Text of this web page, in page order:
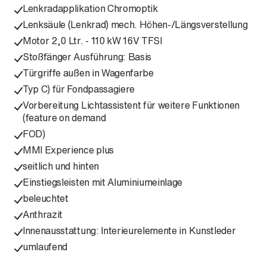
Lenkradapplikation Chromoptik
Lenksäule (Lenkrad) mech. Höhen-/Längsverstellung
Motor 2,0 Ltr. - 110 kW 16V TFSI
Stoßfänger Ausführung: Basis
Türgriffe außen in Wagenfarbe
Typ C) für Fondpassagiere
Vorbereitung Lichtassistent für weitere Funktionen
(feature on demand
FOD)
MMI Experience plus
seitlich und hinten
Einstiegsleisten mit Aluminiumeinlage
beleuchtet
Anthrazit
Innenausstattung: Interieurelemente in Kunstleder
umlaufend